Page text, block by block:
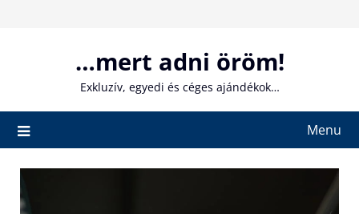
…mert adni öröm!
Exkluzív, egyedi és céges ajándékok…
Menu